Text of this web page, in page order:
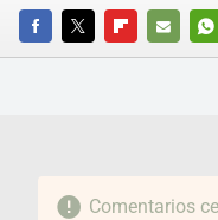
FACEBOOKTWITTERFLIPBOARD
E-
Comentarios